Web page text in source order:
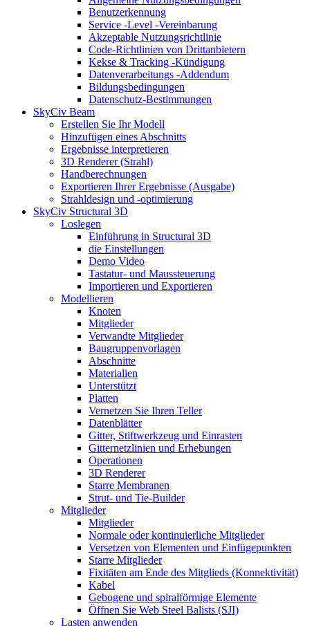
Benutzerkennung
Service -Level -Vereinbarung
Akzeptable Nutzungsrichtlinie
Code-Richtlinien von Drittanbietern
Kekse & Tracking -Kündigung
Datenverarbeitungs -Addendum
Bildungsbedingungen
Datenschutz-Bestimmungen
SkyCiv Beam
Erstellen Sie Ihr Modell
Hinzufügen eines Abschnitts
Ergebnisse interpretieren
3D Renderer (Strahl)
Handberechnungen
Exportieren Ihrer Ergebnisse (Ausgabe)
Strahldesign und -optimierung
SkyCiv Structural 3D
Loslegen
Einführung in Structural 3D
die Einstellungen
Demo Video
Tastatur- und Maussteuerung
Importieren und Exportieren
Modellieren
Knoten
Mitglieder
Verwandte Mitglieder
Baugruppenvorlagen
Abschnitte
Materialien
Unterstützt
Platten
Vernetzen Sie Ihren Teller
Datenblätter
Gitter, Stiftwerkzeug und Einrasten
Gitternetzlinien und Erhebungen
Operationen
3D Renderer
Starre Membranen
Strut- und Tie-Builder
Mitglieder
Mitglieder
Normale oder kontinuierliche Mitglieder
Versetzen von Elementen und Einfügepunkten
Starre Mitglieder
Fixitäten am Ende des Mitglieds (Konnektivität)
Kabel
Gebogene und spiralförmige Elemente
Öffnen Sie Web Steel Balists (SJI)
Lasten anwenden